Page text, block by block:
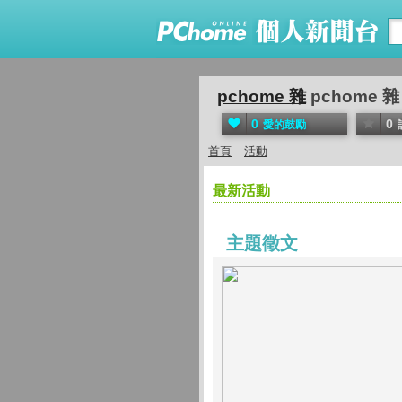
pchome 雜 pchome 雜
0 愛的鼓勵 0
首頁 活動
最新活動
主題徵文